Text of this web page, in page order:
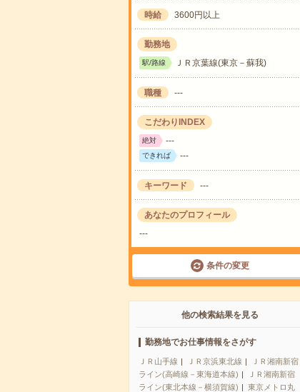
時給 3600円以上
勤務地
駅/路線 ＪＲ京葉線(東京－蘇我)
職種 ---
こだわりINDEX
絶対 ---
できれば ---
キーワード ---
あなたのプロフィール
---
条件の変更
他の検索結果を見る
勤務地でお仕事情報をさがす
ＪＲ山手線 ＪＲ京浜東北線
ＪＲ湘南新宿
ライン(高崎線－東海道本線)
ＪＲ湘南新宿
ライン(東北本線－横須賀線)
東京メトロ丸